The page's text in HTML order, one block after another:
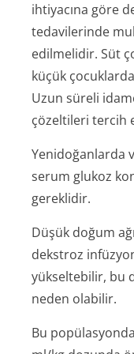
ihtiyacına göre
tedavilerinde
edilmelidir. Süt
küçük
Uzun süreli
çözeltileri tercih
Yenidoğanlarda
serum glukoz
gereklidir.
Düşük doğum
dekstroz
yükseltebilir, bu
neden olabilir.
Bu